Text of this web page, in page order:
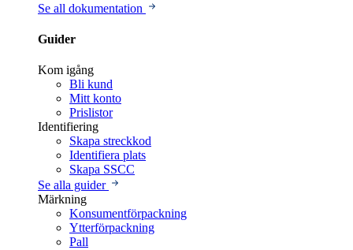
Se all dokumentation
Guider
Kom igång
Bli kund
Mitt konto
Prislistor
Identifiering
Skapa streckkod
Identifiera plats
Skapa SSCC
Se alla guider
Märkning
Konsumentförpackning
Ytterförpackning
Pall